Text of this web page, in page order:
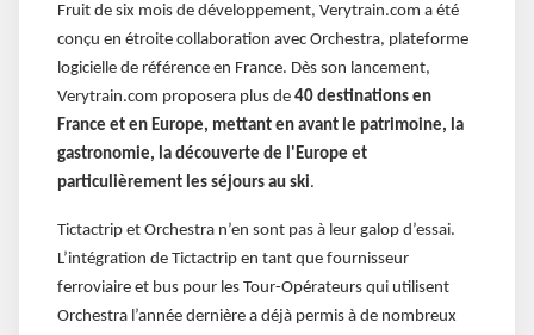
Fruit de six mois de développement, Verytrain.com a été
conçu en étroite collaboration avec Orchestra, plateforme
logicielle de référence en France. Dès son lancement,
Verytrain.com proposera plus de 40 destinations en
France et en Europe, mettant en avant le patrimoine, la
gastronomie, la découverte de l'Europe et
particulièrement les séjours au ski.
Tictactrip et Orchestra n’en sont pas à leur galop d’essai.
L’intégration de Tictactrip en tant que fournisseur
ferroviaire et bus pour les Tour-Opérateurs qui utilisent
Orchestra l’année dernière a déjà permis à de nombreux